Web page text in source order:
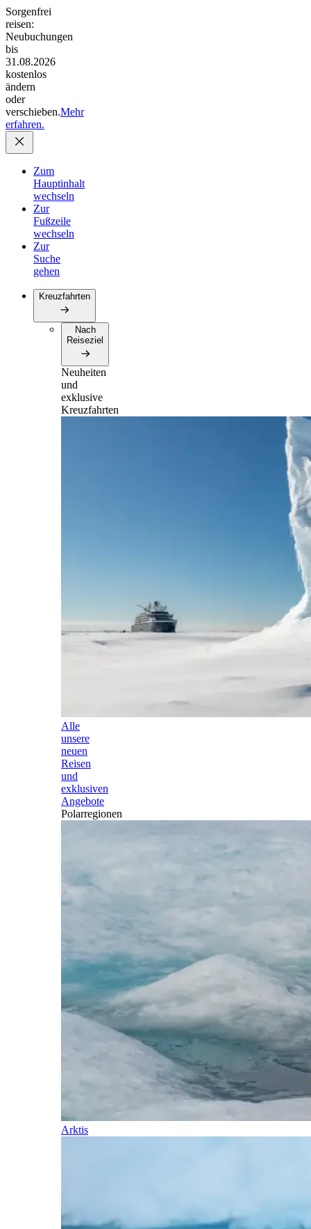
Sorgenfrei
reisen:
Neubuchungen
bis
31.08.2026
kostenlos
ändern
oder
verschieben.Mehr
erfahren.
Zum
Hauptinhalt
wechseln
Zur
Fußzeile
wechseln
Zur
Suche
gehen
Kreuzfahrten
Nach
Reiseziel
Neuheiten
und
exklusive
Kreuzfahrten
Alle
unsere
neuen
Reisen
und
exklusiven
Angebote
Polarregionen
Arktis